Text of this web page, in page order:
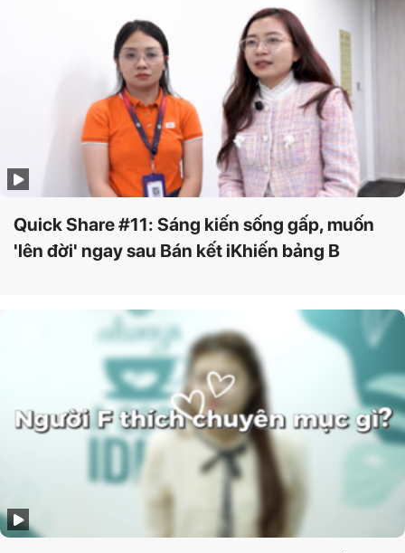
Quick Share #11: Sáng kiến sống gấp, muốn
'lên đời' ngay sau Bán kết iKhiến bảng B